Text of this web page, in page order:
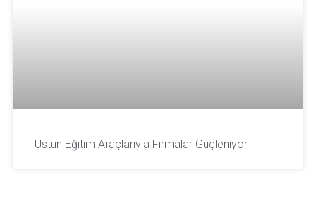
Üstün Eğitim Araçlarıyla Firmalar Güçleniyor